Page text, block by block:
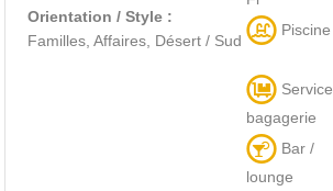
Orientation / Style :
Familles, Affaires, Désert / Sud
Piscine
Service
bagagerie
Bar /
lounge